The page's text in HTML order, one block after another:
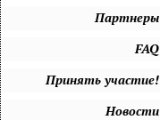
Партнеры
FAQ
Принять участие!
Новости